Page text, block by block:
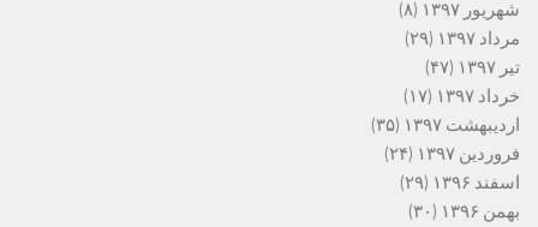
شهریور ۱۳۹۷
(۸)
مرداد ۱۳۹۷
(۲۹)
تیر ۱۳۹۷
(۴۷)
خرداد ۱۳۹۷
(۱۷)
اردیبهشت ۱۳۹۷
(۳۵)
فروردین ۱۳۹۷
(۲۴)
اسفند ۱۳۹۶
(۲۹)
بهمن ۱۳۹۶
(۳۰)